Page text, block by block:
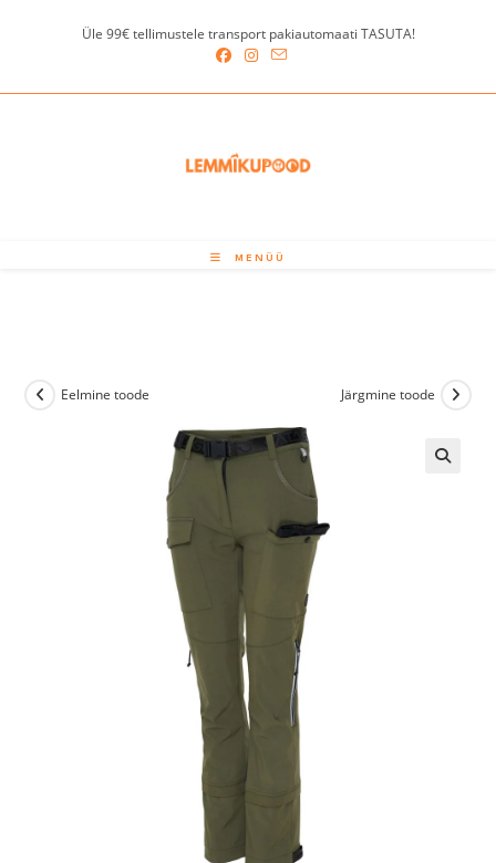
Üle 99€ tellimustele transport pakiautomaati TASUTA!
MENÜÜ
Eelmine toode Järgmine toode